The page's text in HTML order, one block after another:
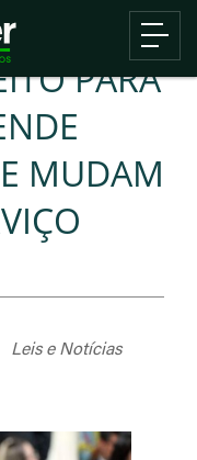
PARA
MUDAM
Leis e Notícias